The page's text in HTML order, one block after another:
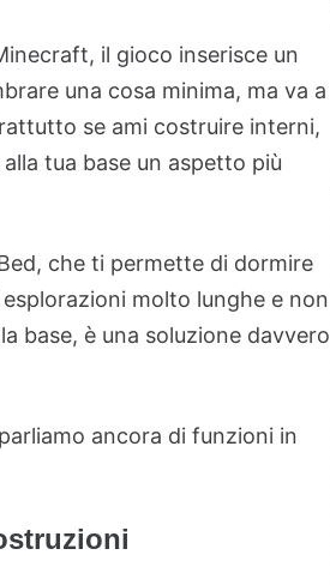
il gioco inserisce un
una cosa minima, ma va a
se ami costruire interni,
tua base un aspetto più
che ti permette di dormire
molto lunghe e non
base, è una soluzione davvero
ancora di funzioni in